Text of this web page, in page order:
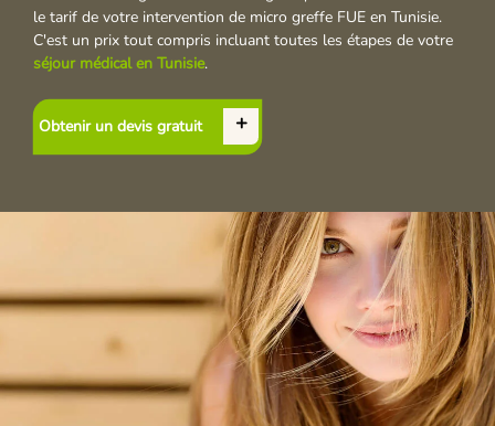
le tarif de votre intervention de micro greffe FUE en Tunisie.
C'est un prix tout compris incluant toutes les étapes de votre
séjour médical en Tunisie.
Obtenir un devis gratuit